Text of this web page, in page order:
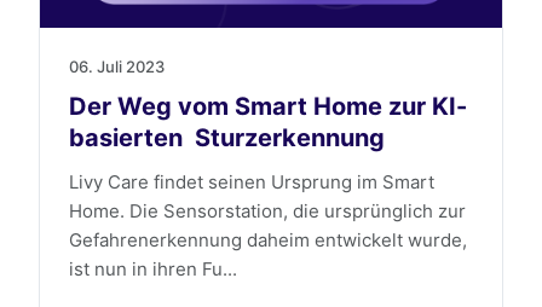
06. Juli 2023
Der Weg vom Smart Home zur KI-
basierten Sturzerkennung
Livy Care findet seinen Ursprung im Smart
Home. Die Sensorstation, die ursprünglich zur
Gefahrenerkennung daheim entwickelt wurde,
ist nun in ihren Fu...